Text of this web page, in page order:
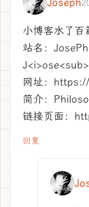
Joseph
小博客水了百
站名：
网址：
简介：
链接页面：
回复